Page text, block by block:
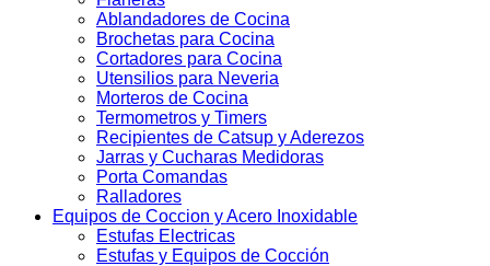
Ablandadores de Cocina
Brochetas para Cocina
Cortadores para Cocina
Utensilios para Neveria
Morteros de Cocina
Termometros y Timers
Recipientes de Catsup y Aderezos
Jarras y Cucharas Medidoras
Porta Comandas
Ralladores
Equipos de Coccion y Acero Inoxidable
Estufas Electricas
Estufas y Equipos de Cocción